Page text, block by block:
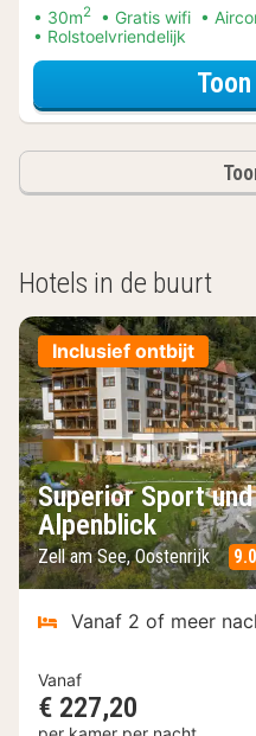
30m2 Gratis wifi
Rolstoelvriendelijk
Hotels in de buurt
Inclusief ontbijt
Superior Sport
Alpenblick
Zell am See, Oostenrijk 9.0
Vanaf 2 of meer
Vanaf
€ 227,20